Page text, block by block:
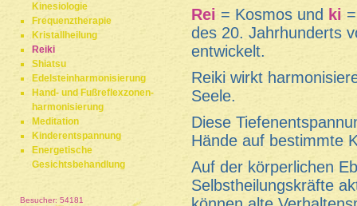
Kinesiologie
Frequenztherapie
Kristallheilung
Reiki
Shiatsu
Edelsteinharmonisierung
Hand- und Fußreflexzonen-
harmonisierung
Meditation
Kinderentspannung
Energetische
Gesichtsbehandlung
Besucher: 54181
Rei = Kosmos und ki
des 20. Jahrhunderts
entwickelt.
Reiki wirkt
Seele.
Diese
Hände auf bestimmte
Auf der körperlichen
Selbstheilungskräfte